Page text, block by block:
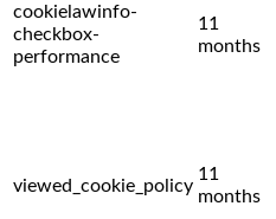
cookielawinfo-
checkbox-
performance
11
months
viewed_cookie_policy
11
months